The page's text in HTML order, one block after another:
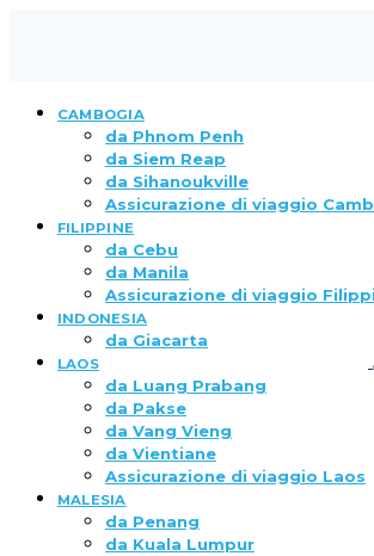
CAMBOGIA
da Phnom Penh
da Siem Reap
da Sihanoukville
Assicurazione di viaggio
FILIPPINE
da Cebu
da Manila
Assicurazione di viaggio
INDONESIA
da Giacarta
LAOS
da Luang Prabang
da Pakse
da Vang Vieng
da Vientiane
Assicurazione di viaggio Laos
MALESIA
da Penang
da Kuala Lumpur